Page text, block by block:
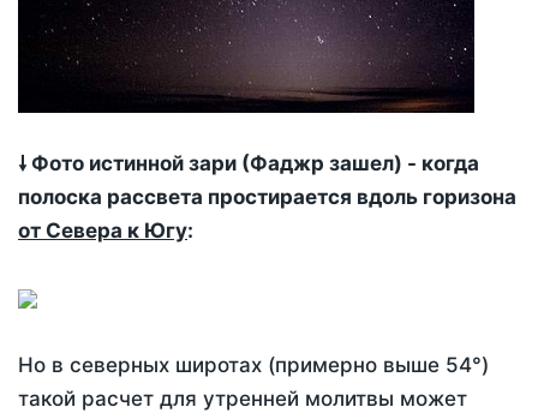
🠗 Фото истинной зари (Фаджр зашел) - когда
полоска рассвета простирается вдоль горизона
от Севера к Югу:
Но в северных широтах (примерно выше 54°)
такой расчет для утренней молитвы может